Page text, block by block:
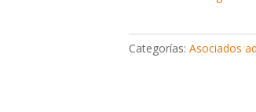
Categorías:Asociados